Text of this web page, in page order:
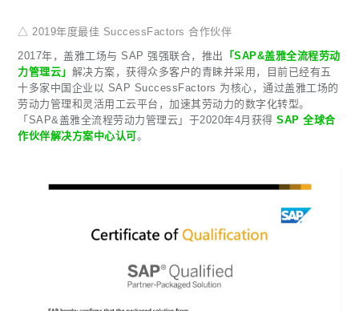
△ 2019年度最佳 SuccessFactors 合作伙伴
2017年，盖雅工场与 SAP 强强联合，推出
「SAP&盖雅全流程劳动
力管理云」 解决方案，获得众多客户的青睐并采用，目前已经有五
十多家中国企业以 SAP SuccessFactors 为核心，通过盖雅工场的
劳动力管理和灵活用工云平台，加速其劳动力的数字化转型。
「SAP&盖雅全流程劳动力管理云」于2020年4月获得SAP 全球合
作伙伴解决方案中心认可。